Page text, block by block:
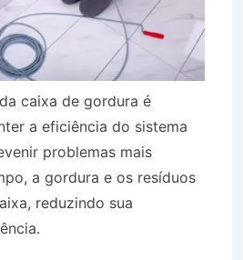
caixa de gordura é
a eficiência do sistema
problemas mais
a gordura e os resíduos
reduzindo sua